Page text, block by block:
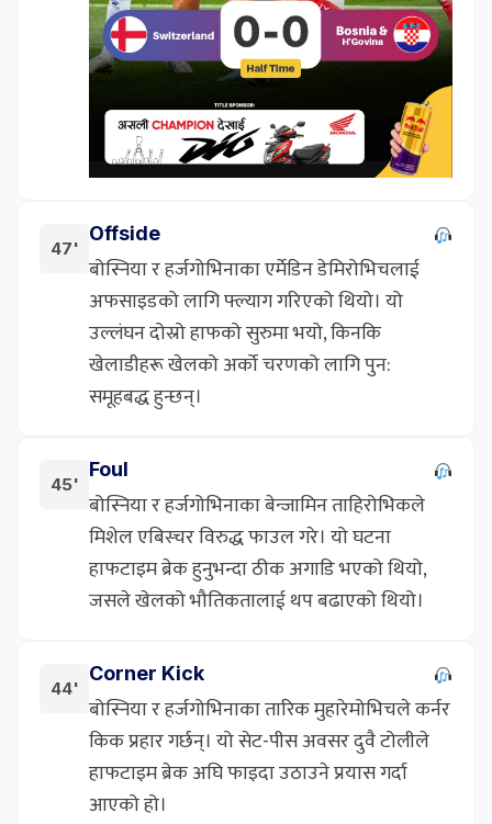
47'
Offside
बोस्निया र हर्जगोभिनाका एर्मेडिन डेमिरोभिचलाई
अफसाइडको लागि फ्ल्याग गरिएको थियो। यो
उल्लंघन दोस्रो हाफको सुरुमा भयो, किनकि
खेलाडीहरू खेलको अर्को चरणको लागि पुन:
समूहबद्ध हुन्छन्।
45'
Foul
बोस्निया र हर्जगोभिनाका बेन्जामिन ताहिरोभिकले
मिशेल एबिस्चर विरुद्ध फाउल गरे। यो घटना
हाफटाइम ब्रेक हुनुभन्दा ठीक अगाडि भएको थियो,
जसले खेलको भौतिकतालाई थप बढाएको थियो।
44'
Corner Kick
बोस्निया र हर्जगोभिनाका तारिक मुहारेमोभिचले कर्नर
किक प्रहार गर्छन्। यो सेट-पीस अवसर दुवै टोलीले
हाफटाइम ब्रेक अघि फाइदा उठाउने प्रयास गर्दा
आएको हो।